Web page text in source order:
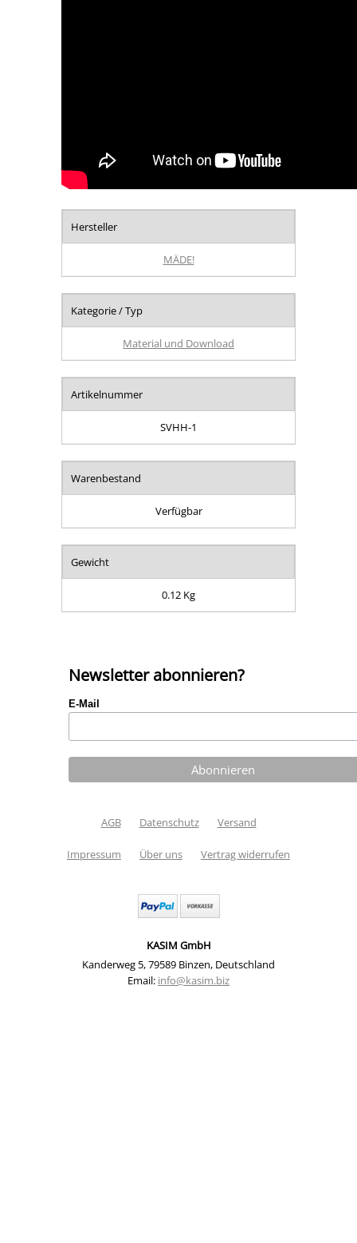
Hersteller
MÄDE!
Kategorie / Typ
Material und Download
Artikelnummer
SVHH-1
Warenbestand
Verfügbar
Gewicht
0.12 Kg
Newsletter abonnieren?
E-Mail
AGB Datenschutz Versand
Impressum Über uns Vertrag widerrufen
KASIM GmbH
Kanderweg 5,79589 Binzen, Deutschland
Email: info@kasim.biz